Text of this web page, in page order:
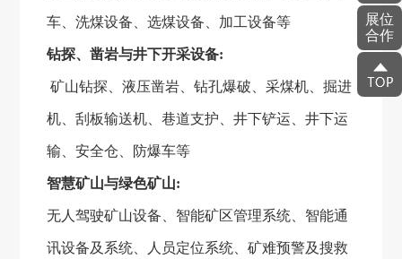
车、洗煤设备、选煤设备、加工设备等
钻探、凿岩与井下开采设备:
矿山钻探、液压凿岩、钻孔爆破、采煤机、掘进
机、刮板输送机、巷道支护、井下铲运、井下运
输、安全仓、防爆车等
智慧矿山与绿色矿山:
无人驾驶矿山设备、智能矿区管理系统、智能通
讯设备及系统、人员定位系统、矿难预警及搜救
展位
合作